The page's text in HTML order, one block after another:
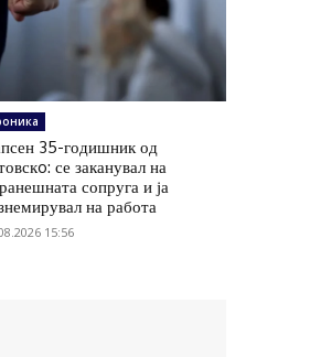
35-годишник од
се заканувал на
сопруга и ја
на работа
15:56